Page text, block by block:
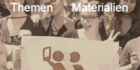
Passwort vergessen